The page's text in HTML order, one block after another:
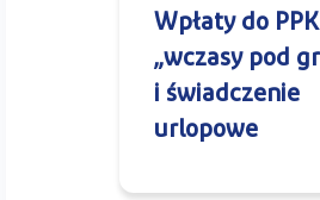
Wpłaty do
„wczasy pod
i świadczenie
urlopowe